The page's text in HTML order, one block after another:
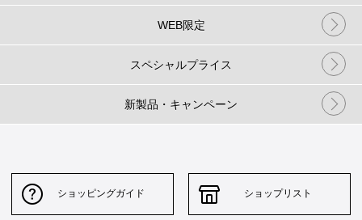
WEB限定
スペシャルプライス
新製品・キャンペーン
ショッピングガイド ショップリスト